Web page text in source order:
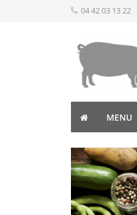
04 42 03 13 22
MENU